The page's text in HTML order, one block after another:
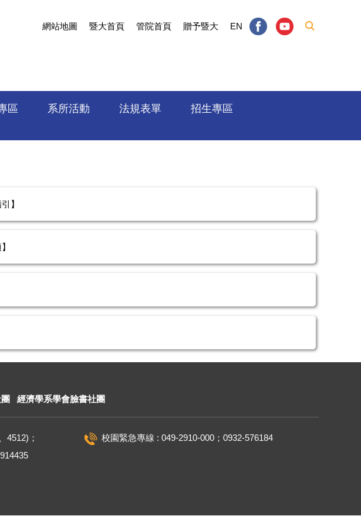
網站地圖 暨大首頁 管院首頁 贈予暨大 EN
區 系所活動 法規表單 招生專區
】
經濟學系學會臉書社團
4512)；
校園緊急專線 : 049-2910-000；0932-576184